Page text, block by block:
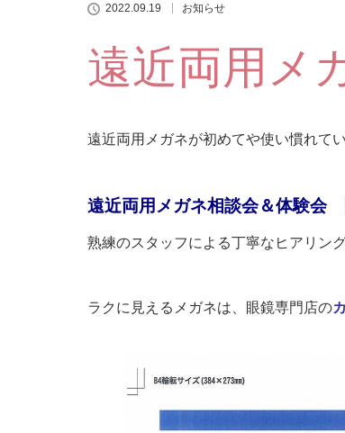
2022.09.19 お知らせ
遠近両用メ
遠近両用メガネが初めてや使い慣れて
遠近両用メガネ相談会＆体験
熟練のスタッフによる丁寧なヒアリン
ラクに見えるメガネは、眼鏡専門店の